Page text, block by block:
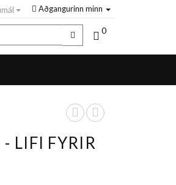
Aðgangurinn minn
0
LIFI FYRIR